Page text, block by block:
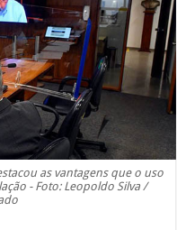
as vantagens que o uso
- Foto: Leopoldo Silva /